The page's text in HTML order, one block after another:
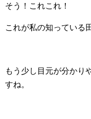
そう！これこれ！
これが私の知っている
もう少し目元が分かり
すね。